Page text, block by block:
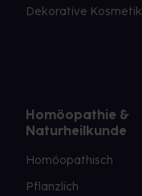
Dekorative Kosmetik
Homöopathie &
Naturheilkunde
Homöopathisch
Pflanzlich